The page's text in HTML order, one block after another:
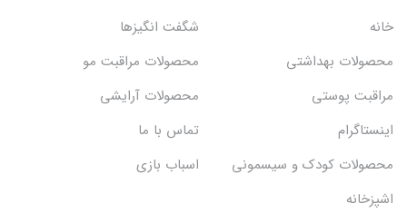
خانه
شگفت انگيزها
محصولات بهداشتي
محصولات مراقبت مو
مراقبت پوستی
محصولات آرایشی
اینستاگرام
تماس با ما
محصولات کودک و سیسمونی
اسباب بازی
اشپزخانه